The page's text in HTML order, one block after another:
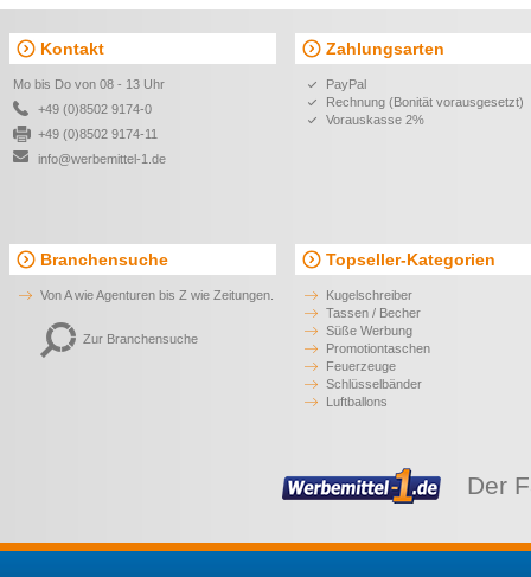
Kontakt
Mo bis Do von 08 - 13 Uhr
+49 (0)8502 9174-0
+49 (0)8502 9174-11
info@werbemittel-1.de
Zahlungsarten
PayPal
Rechnung (Bonität vorausgesetzt)
Vorauskasse 2%
Branchensuche
Von A wie Agenturen bis Z wie Zeitungen.
Zur Branchensuche
Topseller-Kategorien
Kugelschreiber
Tassen / Becher
Süße Werbung
Promotiontaschen
Feuerzeuge
Schlüsselbänder
Luftballons
Der